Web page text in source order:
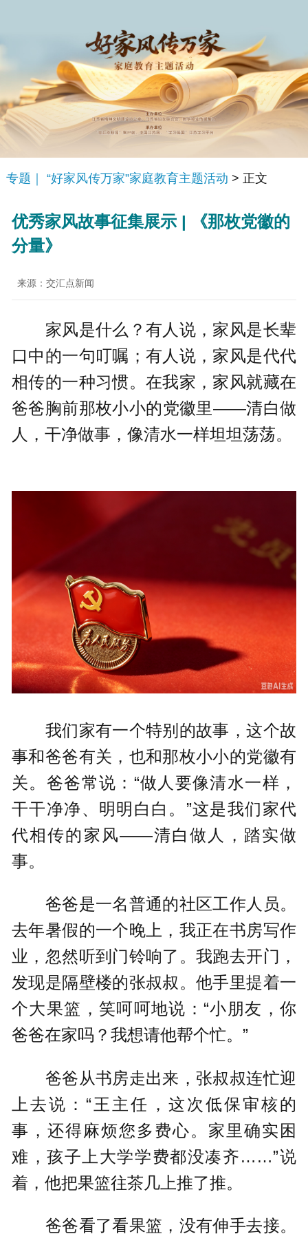
专题｜ “好家风传万家”家庭教育主题活动 > 正文
优秀家风故事征集展示 | 《那枚党徽的
分量》
来源：交汇点新闻
家风是什么？有人说，家风是长辈
口中的一句叮嘱；有人说，家风是代代
相传的一种习惯。在我家，家风就藏在
爸爸胸前那枚小小的党徽里——清白做
人，干净做事，像清水一样坦坦荡荡。
我们家有一个特别的故事，这个故
事和爸爸有关，也和那枚小小的党徽有
关。爸爸常说：“做人要像清水一样，
干干净净、明明白白。”这是我们家代
代相传的家风——清白做人，踏实做
事。
爸爸是一名普通的社区工作人员。
去年暑假的一个晚上，我正在书房写作
业，忽然听到门铃响了。我跑去开门，
发现是隔壁楼的张叔叔。他手里提着一
个大果篮，笑呵呵地说：“小朋友，你
爸爸在家吗？我想请他帮个忙。”
爸爸从书房走出来，张叔叔连忙迎
上去说：“王主任，这次低保审核的
事，还得麻烦您多费心。家里确实困
难，孩子上大学学费都没凑齐……”说
着，他把果篮往茶几上推了推。
爸爸看了看果篮，没有伸手去接。